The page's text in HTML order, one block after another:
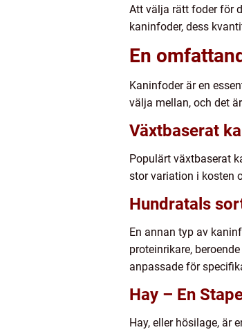
Att välja rätt foder för
kaninfoder, dess
En
Kaninfoder är en
välja mellan, och det
Växtbaserat
Populärt växtbaserat
stor variation i kosten
Hundratals
En annan typ av
proteinrikare,
anpassade för
Hay – En
Hay, eller hösilage, är